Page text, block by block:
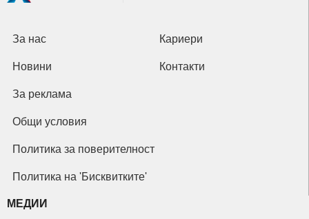
За нас Кариери
Новини Контакти
За реклама
Общи условия
Политика за поверителност
Политика на 'Бисквитките'
МЕДИИ